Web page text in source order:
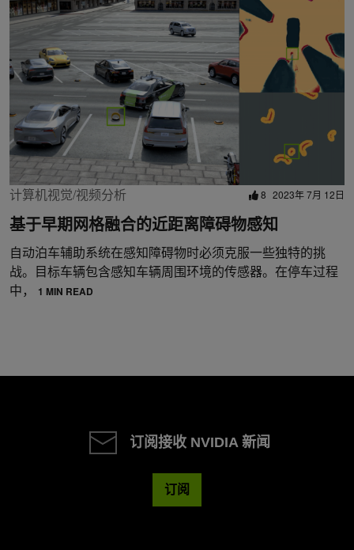
计算机视觉/视频分析 8 2023年 7月 12日
基于早期网格融合的近距离障碍物感知
自动泊车辅助系统在感知障碍物时必须克服一些独特的挑
战。目标车辆包含感知车辆周围环境的传感器。在停车过程
中，
1 MIN READ
订阅接收 NVIDIA 新闻
订阅